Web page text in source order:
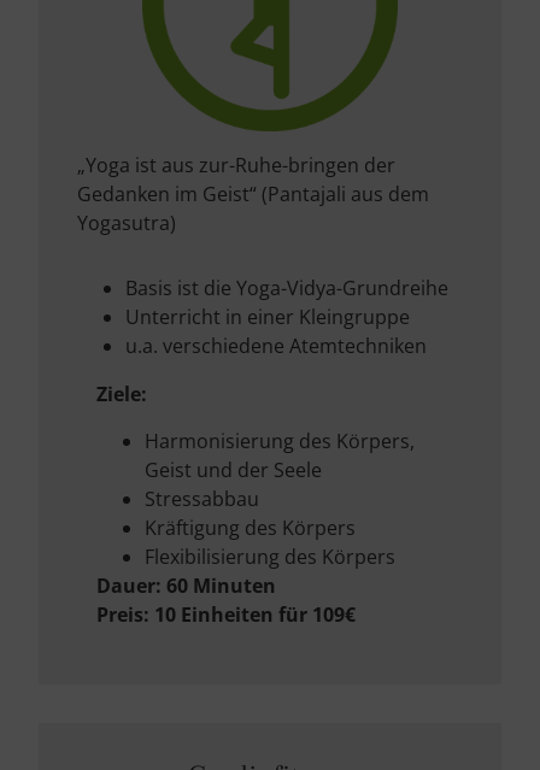
„Yoga ist aus zur-Ruhe-bringen der
Gedanken im Geist“ (Pantajali aus dem
Yogasutra)
Basis ist die Yoga-Vidya-Grundreihe
Unterricht in einer Kleingruppe
u.a. verschiedene Atemtechniken
Ziele:
Harmonisierung des Körpers,
Geist und der Seele
Stressabbau
Kräftigung des Körpers
Flexibilisierung des Körpers
Dauer: 60 Minuten
Preis: 10 Einheiten für 109€